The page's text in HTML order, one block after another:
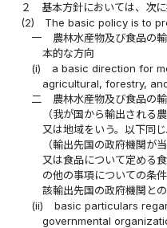
２
基本方針においては、次
(2)
The basic policy is to
一
農林水産物及び食品の
本的な方向
(i)
a basic direction for
agricultural, forestry,
二
農林水産物及び食品の
（我が国から輸出される
又は地域をいう。以下同
（輸出先国の政府機関が
又は食品について定める
の他の事項についての条
該輸出先国の政府機関と
(ii)
basic particulars
governmental